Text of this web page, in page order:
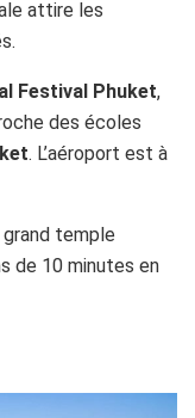
attire les
Festival Phuket,
des écoles
. L’aéroport est à
grand temple
de 10 minutes en